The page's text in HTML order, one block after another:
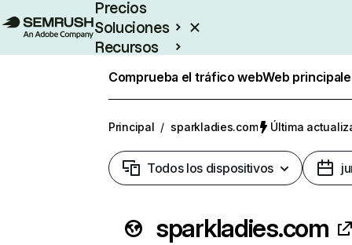
Precios
Soluciones
Recursos
Comprueba el tráfico webWeb
Principal / sparkladies.com Última
Todos los dispositivos
sparkladies.com